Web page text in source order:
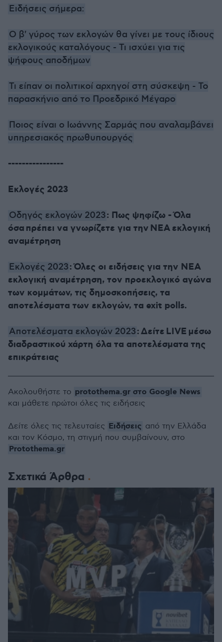
Ειδήσεις σήμερα:
Ο β' γύρος των εκλογών θα γίνει με τους ίδιους
εκλογικούς καταλόγους - Τι ισχύει για τις
ψήφους αποδήμων
Τι είπαν οι πολιτικοί αρχηγοί στη σύσκεψη - Το
παρασκήνιο από το Προεδρικό Μέγαρο
Ποιος είναι ο Ιωάννης Σαρμάς που αναλαμβάνει
υπηρεσιακός πρωθυπουργός
----------------
Εκλογές 2023
Οδηγός εκλογών 2023: Πως ψηφίζω - Όλα
όσα πρέπει να γνωρίζετε για την ΝΕΑεκλογική
αναμέτρηση
Εκλογές 2023: Όλες οι ειδήσεις για την ΝΕΑ
εκλογική αναμέτρηση, τον προεκλογικό αγώνα
των κομμάτων, τις δημοσκοπήσεις, τα
αποτελέσματα των εκλογών, τα exit polls.
Αποτελέσματα εκλογών 2023:Δείτε LIVE μέσω
διαδραστικού χάρτη όλα τα αποτελέσματα της
επικράτειας
Σχετικά Άρθρα
Ακολουθήστε το protothema.gr στο Google News
και μάθετε πρώτοι όλες τις ειδήσεις
Δείτε όλες τις τελευταίες Ειδήσεις από την Ελλάδα
και τον Κόσμο, τη στιγμή που συμβαίνουν, στο
Protothema.gr